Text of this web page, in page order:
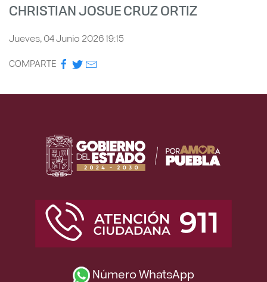
CHRISTIAN JOSUE CRUZ ORTIZ
Jueves, 04 Junio 2026 19:15
COMPARTE
Número WhatsApp